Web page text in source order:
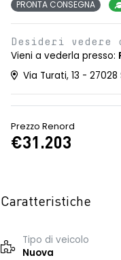
PRONTA CONSEGNA
Desideri vedere
Vieni a vederla presso:
Via Turati, 13 -
Prezzo Renord
€31.203
Caratteristiche
Tipo di veicolo
Nuova